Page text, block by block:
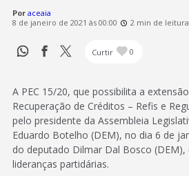
Por aceaia
8 de janeiro de 2021 às 00:00
2 min de leitura
Curtir 0
A PEC 15/20, que possibilita a
Recuperação de Créditos – Refis e
pelo presidente da Assembleia
Eduardo Botelho (DEM), no dia 6 de
do deputado Dilmar Dal Bosco
lideranças partidárias.